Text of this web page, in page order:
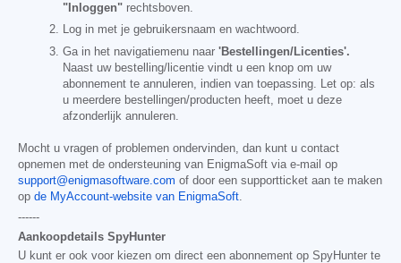
"Inloggen" rechtsboven.
Log in met je gebruikersnaam en wachtwoord.
Ga in het navigatiemenu naar 'Bestellingen/Licenties'.
Naast uw bestelling/licentie vindt u een knop om uw
abonnement te annuleren, indien van toepassing. Let op: als
u meerdere bestellingen/producten heeft, moet u deze
afzonderlijk annuleren.
Mocht u vragen of problemen ondervinden, dan kunt u contact
opnemen met de ondersteuning van EnigmaSoft via e-mail op
support@enigmasoftware.com of door een supportticket aan te maken
op de MyAccount-website van EnigmaSoft
------
Aankoopdetails SpyHunter
U kunt er ook voor kiezen om direct een abonnement op SpyHunter te